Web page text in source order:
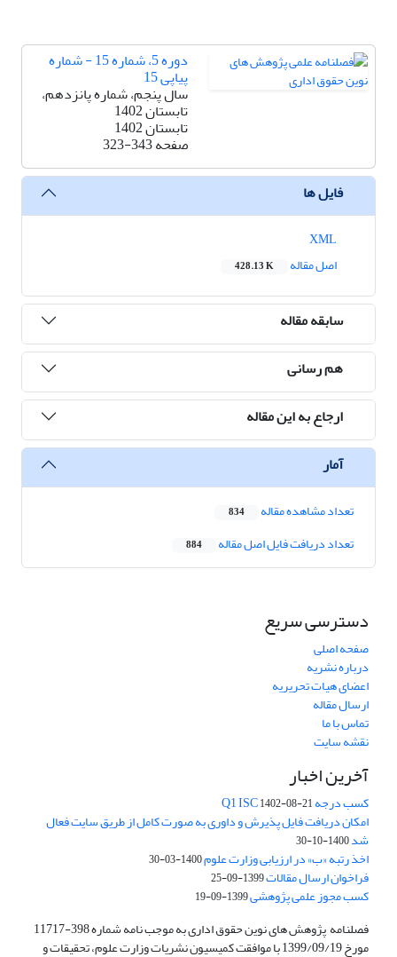
دوره 5، شماره 15 - شماره
پیاپی 15
سال پنجم، شماره پانزدهم،
تابستان 1402
تابستان 1402
صفحه323-343
فایل ها
اصل مقاله
428.13 K
سابقه مقاله
هم رسانی
ارجاع به این مقاله
آمار
تعداد مشاهده مقاله 834
تعداد دریافت فایل اصل مقاله 884
دسترسی سریع
صفحه اصلی
درباره نشریه
اعضای هیات تحریریه
ارسال مقاله
تماس با ما
نقشه سایت
آخرین اخبار
کسب درجه Q1 ISC1402-08-21
امکان دریافت فایل پذیرش و داوری به صورت کامل از طریق سایت فعال
شد1400-10-30
اخذ رتبه «ب» در ارزیابی وزارت علوم1400-03-30
فراخوان ارسال مقالات1399-09-25
کسب مجوز علمی پژوهشی1399-09-19
فصلنامه پژوهش های نوین حقوق اداری به موجب نامه شماره 398-11717
مورخ 1399/09/19 با موافقت کمیسیون نشریات وزارت علوم، تحقیقات و